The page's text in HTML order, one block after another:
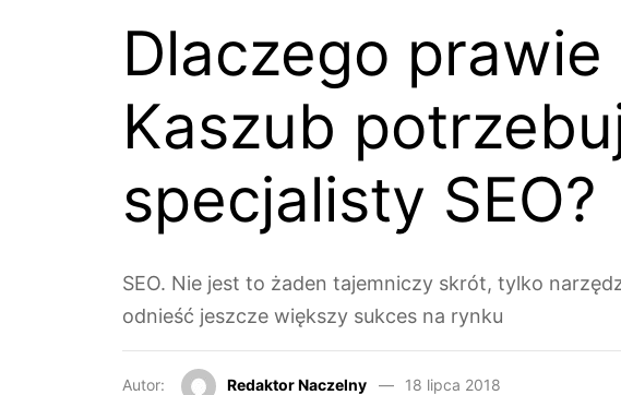
Dlaczego
Kaszub
specjalisty SEO?
SEO. Nie jest to żaden tajemniczy skrót, tylko
odnieść jeszcze większy sukces na rynku
Autor: Redaktor Naczelny 18 lipca 2018